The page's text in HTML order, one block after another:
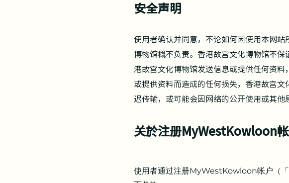
安全声明
使用者确认并同意，不论如何因使用本网
博物馆概不负责。香港故宫文化博物馆不
港故宫文化博物馆发送信息或提供任何资
或提供资料而造成的任何损失，香港故宫
迟传输，或可能会因网络的公开使用或其他
关於注册MyWestKowloon
使用者通过注册MyWestKowloon帐户（「